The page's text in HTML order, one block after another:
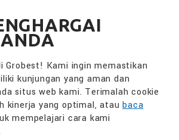
Grobest! Kami ingin memastikan
kunjungan yang aman dan
situs web kami. Terimalah cookie
kinerja yang optimal, ataubaca
mempelajari cara kami